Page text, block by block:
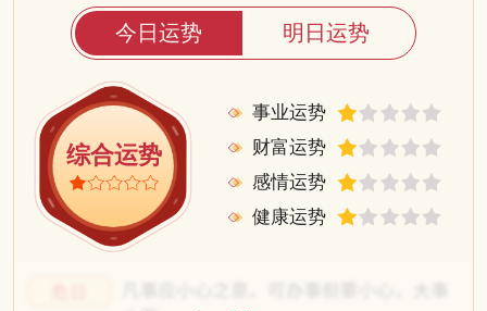
今日运势 明日运势
综合运势
事业运势
财富运势
感情运势
健康运势